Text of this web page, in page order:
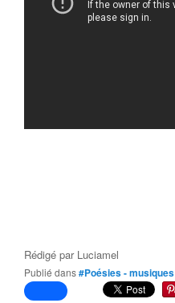
Rédigé par Luciamel
Publié dans#Poésies - musiques